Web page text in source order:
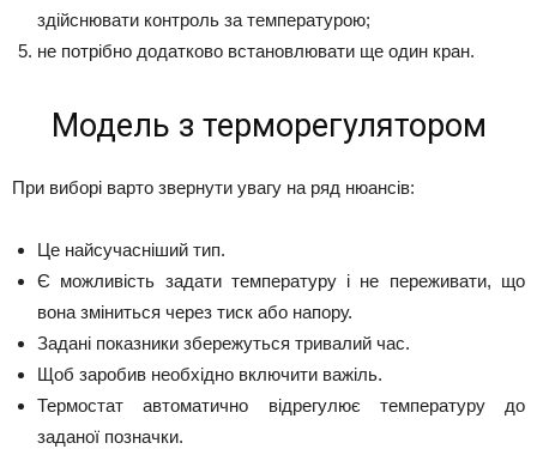
здійснювати контроль за температурою;
не потрібно додатково встановлювати ще один кран.
Модель з терморегулятором
При виборі варто звернути увагу на ряд нюансів:
Це найсучасніший тип.
Є можливість задати температуру і не переживати, що
вона зміниться через тиск або напору.
Задані показники збережуться тривалий час.
Щоб заробив необхідно включити важіль.
Термостат автоматично відрегулює температуру до
заданої позначки.